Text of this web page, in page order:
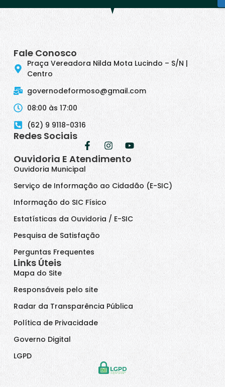
Fale Conosco
Praça Vereadora Nilda Mota Lucindo – S/N |
Centro
governodeformoso@gmail.com
08:00 às 17:00
(62) 9 9118-0316
Redes Sociais
Ouvidoria E Atendimento
Ouvidoria Municipal
Serviço de Informação ao Cidadão (E-SIC)
Informação do SIC Físico
Estatísticas da Ouvidoria / E-SIC
Pesquisa de Satisfação
Perguntas Frequentes
Links Úteis
Mapa do Site
Responsáveis pelo site
Radar da Transparência Pública
Política de Privacidade
Governo Digital
LGPD